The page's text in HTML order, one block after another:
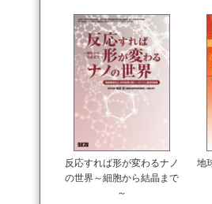
反応すれば形が変わるナノ
の世界～細胞から結晶まで
～
地